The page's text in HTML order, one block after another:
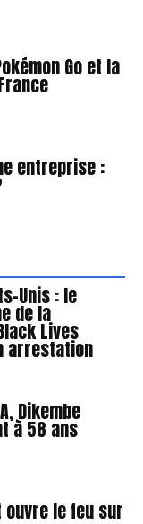
Go et la
entreprise :
Unis : le
de la
Lives
arrestation
Dikembe
à 58 ans
le feu sur